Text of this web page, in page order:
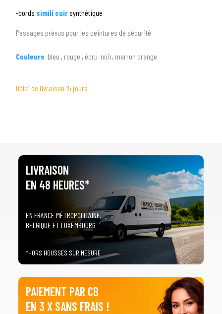
PRÉCISEZ LE MODÈLE
Tous les modèles
-bords simili cuir synthétique
Passages prévus pour les ceintures de sécurité
Couleurs bleu , rouge , écru noir, marron orange
Délai de livraison 15 jours
LIVRAISON
EN 48 HEURES*
EN FRANCE MÉTROPOLITAINE,
BELGIQUE ET LUXEMBOURG
*HORS HOUSSES SUR MESURE
PAIEMENT PAR CB
EN 3 X SANS FRAIS !